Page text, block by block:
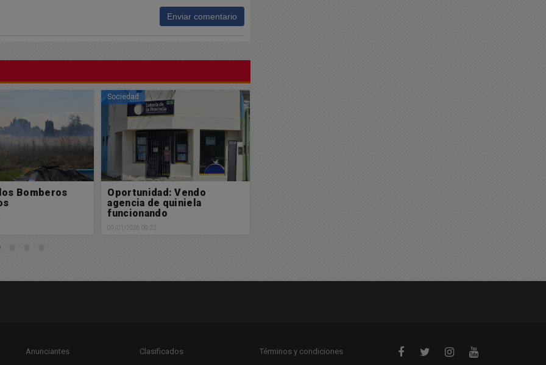
Enviar comentario
Vendo
quiniela
Sociedad
Triste noticia: Un vecino de
nuestra ciudad falleció de
Hantavirus
08/01/2026 08:21
Anunciantes Clasificados Términos y condiciones